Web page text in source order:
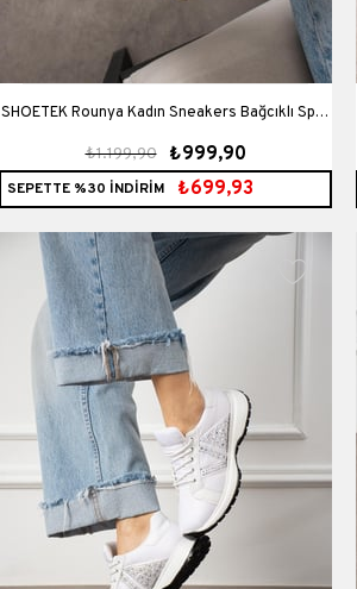
SHOETEK Rounya Kadın Sneakers Bağcıklı Spor
Ayakkabı Beyaz Vizon Süet
₺999,90
₺1.199,90
SEPETTE %30 İNDİRİM ₺699,93